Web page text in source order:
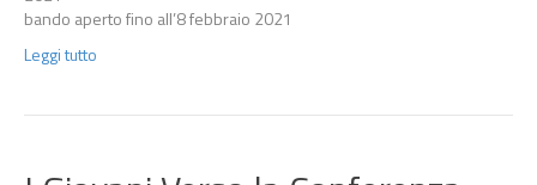
bando aperto fino all’8 febbraio 2021
Leggi tutto